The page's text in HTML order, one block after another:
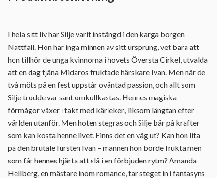
I hela sitt liv har Silje varit instängd i den karga borgen
Nattfall. Hon har inga minnen av sitt ursprung, vet bara att
hon tillhör de unga kvinnorna i hovets Översta Cirkel, utvalda
att en dag tjäna Midaros fruktade härskare Ivan. Men när de
två möts på en fest uppstår oväntad passion, och allt som
Silje trodde var sant omkullkastas. Hennes magiska
förmågor växer i takt med kärleken, liksom längtan efter
världen utanför. Men hoten stegras och Silje bär på krafter
som kan kosta henne livet. Finns det en väg ut? Kan hon lita
på den brutale fursten Ivan – mannen hon borde frukta men
som får hennes hjärta att slå i en förbjuden rytm? Amanda
Hellberg, en mästare inom romance, tar steget in i fantasyns